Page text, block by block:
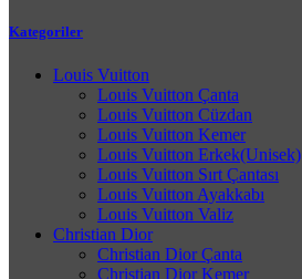
Kategoriler
Louis Vuitton
Louis Vuitton Çanta
Louis Vuitton Cüzdan
Louis Vuitton Kemer
Louis Vuitton Erkek(Unisek)
Louis Vuitton Sırt Çantası
Louis Vuitton Ayakkabı
Louis Vuitton Valiz
Christian Dior
Christian Dior Çanta
Christian Dior Kemer